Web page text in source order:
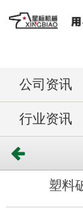
公司资讯
行业资讯
塑料